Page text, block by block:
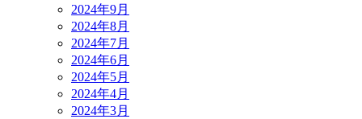
2024年9月
2024年8月
2024年7月
2024年6月
2024年5月
2024年4月
2024年3月